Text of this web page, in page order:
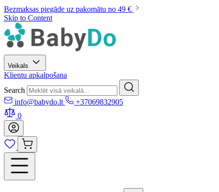
Bezmaksas piegāde uz pakomātu no 49 €
Skip to Content
Veikals
Klientu apkalpošana
Search
info@babydo.lt
+37069832905
0